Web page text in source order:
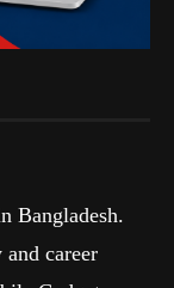
Bangladesh.
career